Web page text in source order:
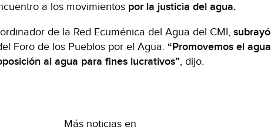
a los movimientos por la justicia del agua.
de la Red Ecuménica del Agua del CMI, subrayó
Foro de los Pueblos por el Agua: “Promovemos el agua
al agua para fines lucrativos”, dijo.
Más noticias en